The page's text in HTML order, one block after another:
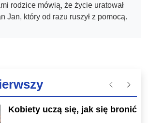
rodzice mówią, że życie uratował
Jan, który od razu ruszył z pomocą.
Poprzednie
Kobiety uczą się, jak się bronić